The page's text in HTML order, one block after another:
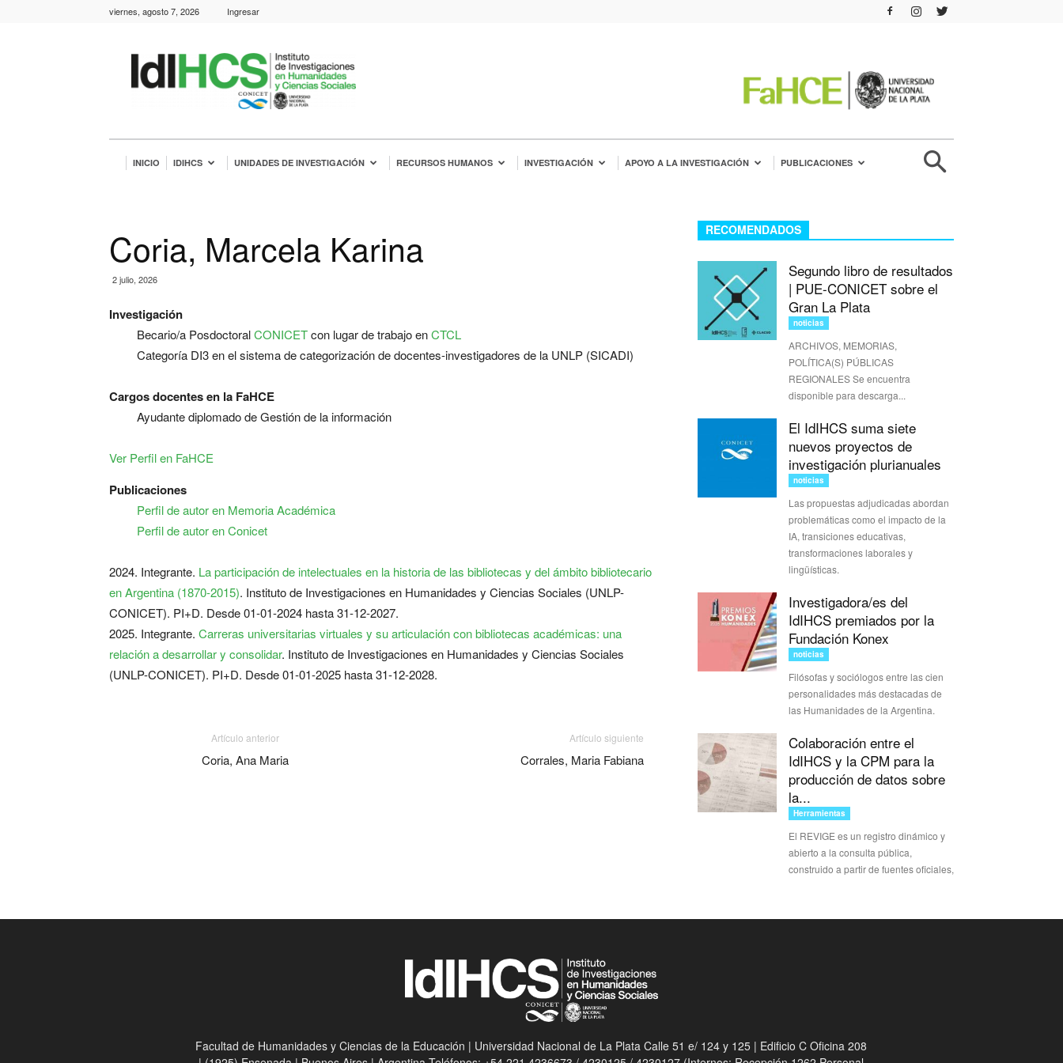
viernes, agosto 7, 2026 Ingresar
IdIHCS
INICIO IDIHCS UNIDADES DE INVESTIGACIÓN RECURSOS HUMANOS INVESTIGACIÓN APOYO A LA INVESTIGACIÓN PUBLICACIONES
Coria, Marcela Karina
2 julio, 2026
Investigación
Becario/a PosdoctoralCONICETcon lugar de trabajo enCTCL
Categoría DI3 en el sistema de categorización de docentes-investigadores de la UNLP (SICADI)
Cargos docentes en la FaHCE
Ayudante diplomado de Gestión de la información
Ver Perfil en FaHCE
Publicaciones
Perfil de autor en Memoria Académica
Perfil de autor en Conicet
2024. Integrante. La participación de intelectuales en la historia de las bibliotecas y del ámbito bibliotecario
en Argentina (1870-2015). Instituto de Investigaciones en Humanidades y Ciencias Sociales (UNLP-
CONICET). PI+D. Desde 01-01-2024 hasta 31-12-2027.
2025. Integrante. Carreras universitarias virtuales y su articulación con bibliotecas académicas: una
relación a desarrollar y consolidar. Instituto de Investigaciones en Humanidades y Ciencias Sociales
(UNLP-CONICET). PI+D. Desde 01-01-2025 hasta 31-12-2028.
Artículo anterior
Coria, Ana Maria
Artículo siguiente
Corrales, Maria Fabiana
RECOMENDADOS
Segundo libro de resultados
| PUE-CONICET sobre el
Gran La Plata
noticias
ARCHIVOS, MEMORIAS,
POLÍTICA(S) PÚBLICAS
REGIONALES Se encuentra
disponible para descarga...
El IdIHCS suma siete
nuevos proyectos de
investigación plurianuales
noticias
Las propuestas adjudicadas abordan
problemáticas como el impacto de la
IA, transiciones educativas,
transformaciones laborales y
lingüísticas.
Investigadora/es del
IdIHCS premiados por la
Fundación Konex
noticias
Filósofas y sociólogos entre las cien
personalidades más destacadas de
las Humanidades de la Argentina.
Colaboración entre el
IdIHCS y la CPM para la
producción de datos sobre
la...
Herramientas
El REVIGE es un registro dinámico y
abierto a la consulta pública,
construido a partir de fuentes oficiales,
Facultad de Humanidades y Ciencias de la Educación | Universidad Nacional de La Plata Calle 51 e/ 124 y 125 | Edificio C Oficina 208